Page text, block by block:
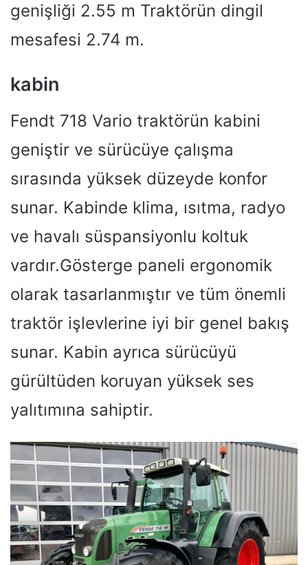
genişliği 2.55 m Traktörün dingil
mesafesi 2.74 m.
kabin
Fendt 718 Vario traktörün kabini
geniştir ve sürücüye çalışma
sırasında yüksek düzeyde konfor
sunar. Kabinde klima, ısıtma, radyo
ve havalı süspansiyonlu koltuk
vardır.Gösterge paneli ergonomik
olarak tasarlanmıştır ve tüm önemli
traktör işlevlerine iyi bir genel bakış
sunar. Kabin ayrıca sürücüyü
gürültüden koruyan yüksek ses
yalıtımına sahiptir.